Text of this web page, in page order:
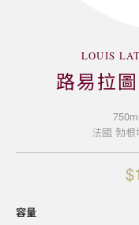
LOUIS
路易拉
750ml
法國 勃根
容量